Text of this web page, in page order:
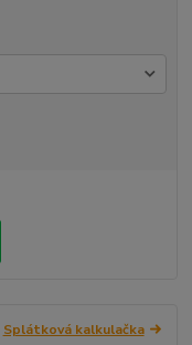
Splátková kalkulačka